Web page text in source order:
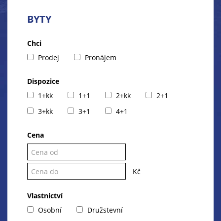
BYTY
Chci
Prodej
Pronájem
Dispozice
1+kk
1+1 2+kk
2+1
3+kk
3+1 4+1
Cena
Kč
Vlastnictví
Osobní
Družstevní